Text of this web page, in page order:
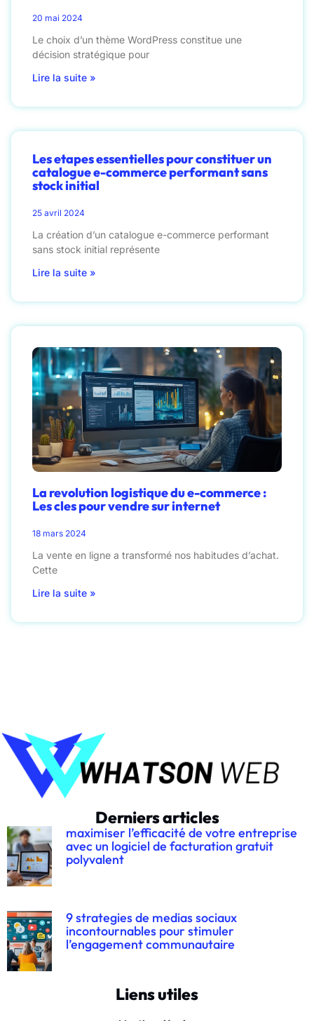
20 mai 2024
Le choix d’un thème WordPress constitue une
décision stratégique pour
Lire la suite »
Les etapes essentielles pour constituer un
catalogue e-commerce performant sans
stock initial
25 avril 2024
La création d’un catalogue e-commerce performant
sans stock initial représente
Lire la suite »
La revolution logistique du e-commerce :
Les cles pour vendre sur internet
18 mars 2024
La vente en ligne a transformé nos habitudes d’achat.
Cette
Lire la suite »
Derniers articles
maximiser l’efficacité de votre entreprise
avec un logiciel de facturation gratuit
polyvalent
9 strategies de medias sociaux
incontournables pour stimuler
l’engagement communautaire
Liens utiles